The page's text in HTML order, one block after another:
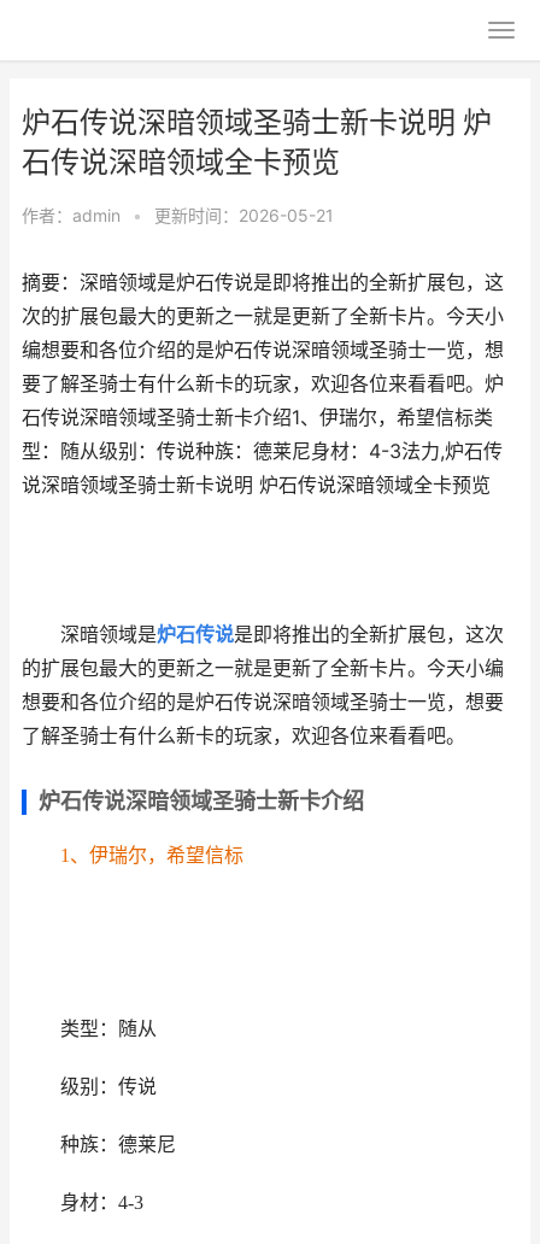
炉石传说深暗领域圣骑士新卡说明 炉
石传说深暗领域全卡预览
作者： admin • 更新时间：2026-05-21
摘要：深暗领域是炉石传说是即将推出的全新扩展包，这
次的扩展包最大的更新之一就是更新了全新卡片。今天小
编想要和各位介绍的是炉石传说深暗领域圣骑士一览，想
要了解圣骑士有什么新卡的玩家，欢迎各位来看看吧。炉
石传说深暗领域圣骑士新卡介绍1、伊瑞尔，希望信标类
型：随从级别：传说种族：德莱尼身材：4-3法力,炉石传
说深暗领域圣骑士新卡说明 炉石传说深暗领域全卡预览
深暗领域是炉石传说是即将推出的全新扩展包，这次
的扩展包最大的更新之一就是更新了全新卡片。今天小编
想要和各位介绍的是炉石传说深暗领域圣骑士一览，想要
了解圣骑士有什么新卡的玩家，欢迎各位来看看吧。
炉石传说深暗领域圣骑士新卡介绍
1、伊瑞尔，希望信标
类型：随从
级别：传说
种族：德莱尼
身材：4-3